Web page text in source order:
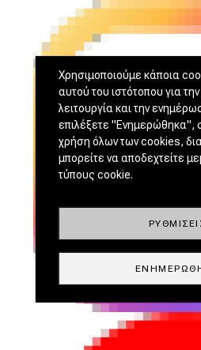
Χρησιμοποιούμε κάποια
αυτού του ιστότοπου για
λειτουργία και την
επιλέξετε "Ενημερώθηκα",
χρήση όλων των cookies,
μπορείτε να αποδεχτείτε
τύπους cookie.